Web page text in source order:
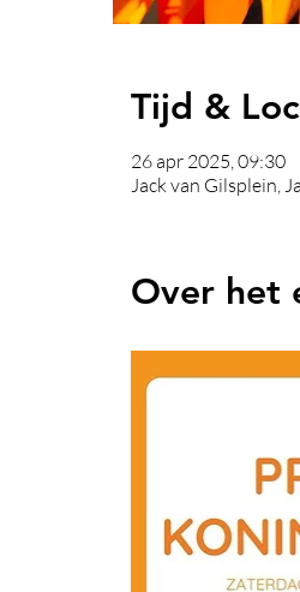
Tijd &
26 apr 2025, 09:30
Jack van Gilsplein,
Over het